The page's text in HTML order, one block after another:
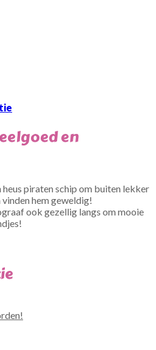
en
heus piraten schip om buiten lekker
hem geweldig!
ook gezellig langs om mooie